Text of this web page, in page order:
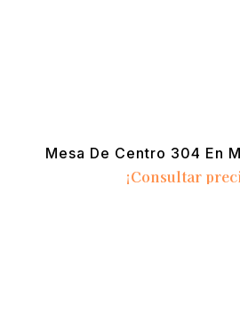
Mesa De Centro 304 En
¡Consultar